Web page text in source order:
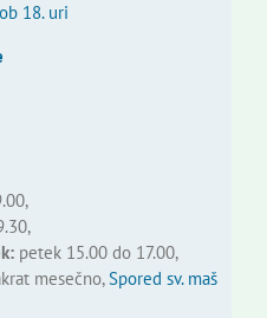
18. uri
petek 15.00 do 17.00,
mesečno,Spored sv. maš